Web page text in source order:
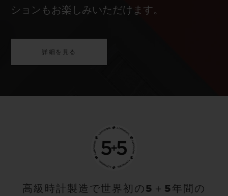
ションもお楽しみいただけます。
詳細を見る
高級時計製造で世界初の5＋5年間の